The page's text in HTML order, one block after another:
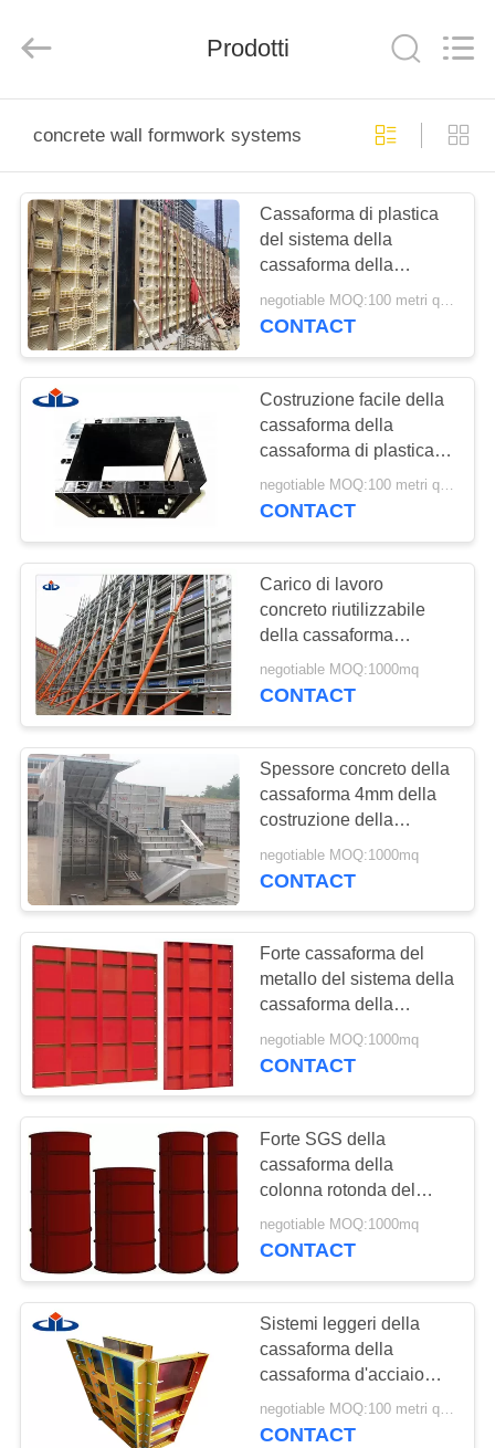
PRODOTTI
SU
DI
NOI
VISITA
DELLA
FABBRICA
CONTROLLO
DI
QUALITÀ
CONTATTACI
RICHIEDA
UNA
CITAZIONE
MAPPA
DEL
SITO
PRIVACY
POLICY
System
Rights
Prodotti
concrete wall formwork systems
Cassaforma di plastica
del sistema della
cassaforma della
costruzione di edifici per
i mura di cemento
negotiable MOQ:100 metri quadri
CONTACT
Costruzione facile della
cassaforma della
cassaforma di plastica
riutilizzabile concreta di
plastica del sistema
negotiable MOQ:100 metri quadri
CONTACT
Carico di lavoro
concreto riutilizzabile
della cassaforma
60KN/M2 del sistema
della cassaforma della
negotiable MOQ:1000mq
CONTACT
Spessore concreto della
cassaforma 4mm della
costruzione della
cassaforma
dell'armatura di
negotiable MOQ:1000mq
CONTACT
Forte cassaforma del
metallo del sistema della
cassaforma della
costruzione per le
colonne concrete
negotiable MOQ:1000mq
CONTACT
Forte SGS della
cassaforma della
colonna rotonda del
sistema della
cassaforma della
negotiable MOQ:1000mq
CONTACT
Sistemi leggeri della
cassaforma della
cassaforma d'acciaio
modulare resistente
della colonna
negotiable MOQ:100 metri quadri
CONTACT